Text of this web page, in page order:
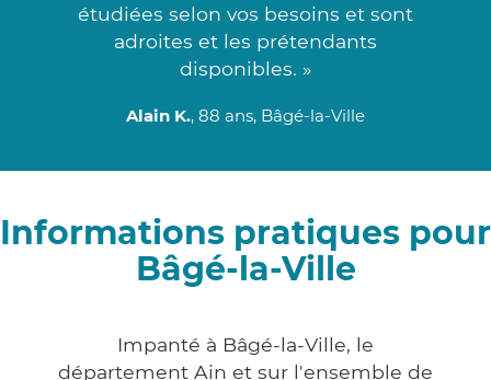
étudiées selon vos besoins et sont
adroites et les prétendants
disponibles. »
Alain K., 88 ans, Bâgé-la-Ville
Informations pratiques pour
Bâgé-la-Ville
Impanté à Bâgé-la-Ville, le
département Ain et sur l'ensemble de